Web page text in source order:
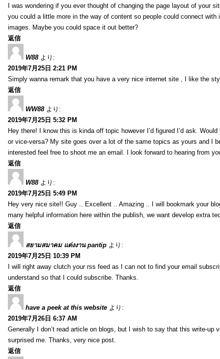
I was wondering if you ever thought of changing the page layout of your
you could a little more in the way of content so people could connect
images. Maybe you could space it out better?
返信
W88 より:
2019年7月25日 2:21 PM
Simply wanna remark that you have a very nice internet site , I like the
返信
WW88 より:
2019年7月25日 5:32 PM
Hey there! I know this is kinda off topic however I’d figured I’d ask.
or vice-versa? My site goes over a lot of the same topics as yours and I
interested feel free to shoot me an email. I look forward to hearing from
返信
W88 より:
2019年7月25日 5:49 PM
Hey very nice site!! Guy .. Excellent .. Amazing .. I will bookmark your
many helpful information here within the publish, we want develop extra
返信
สยามสมาคม แต่งงาน pantip より:
2019年7月25日 10:39 PM
I will right away clutch your rss feed as I can not to find your email
understand so that I could subscribe. Thanks.
返信
have a peek at this website より:
2019年7月26日 6:37 AM
Generally I don’t read article on blogs, but I wish to say that this write-
surprised me. Thanks, very nice post.
返信